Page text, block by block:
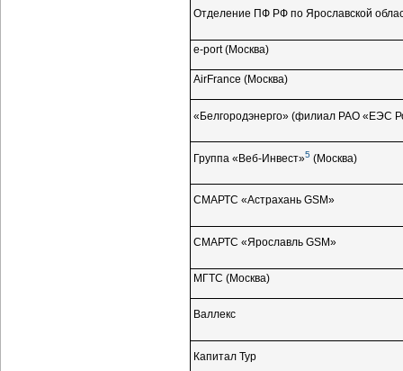
Отделение ПФ РФ по Ярославской
e-port(Москва)
AirFrance (Москва)
«Белгородэнерго» (филиал РАО «ЕЭС
Группа «Веб-Инвест»5 (Москва)
СМАРТС «Астрахань GSM»
СМАРТС «Ярославль GSM»
МГТС (Москва)
Валлекс
Капитал Тур